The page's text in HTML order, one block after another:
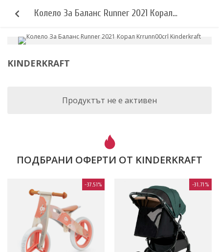
KINDERKRAFT
Колело За Баланс Runner 2021 Корал
Продуктът не е активен
ПОДБРАНИ ОФЕРТИ ОТ KINDERKRAFT
-37.51% -31.71%